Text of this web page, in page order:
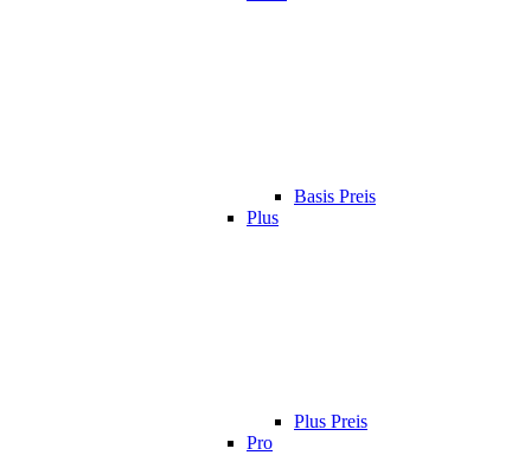
Basis Preis
Plus
Plus Preis
Pro